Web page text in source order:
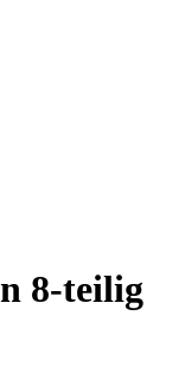
8-teilig